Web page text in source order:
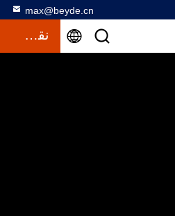
max@beyde.cn
نقل قول